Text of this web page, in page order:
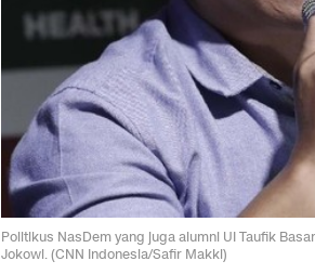
Politikus NasDem yang juga alumni UI Taufik
Jokowi. (CNN Indonesia/Safir Makki)